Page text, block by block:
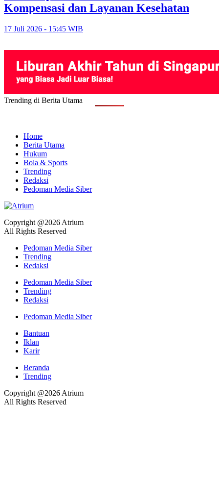
Kompensasi dan Layanan Kesehatan
17 Juli 2026 - 15:45 WIB
Trending di Berita Utama
Home
Berita Utama
Hukum
Bola & Sports
Trending
Redaksi
Pedoman Media Siber
Copyright @2026 Atrium
All Rights Reserved
Pedoman Media Siber
Trending
Redaksi
Pedoman Media Siber
Trending
Redaksi
Pedoman Media Siber
Bantuan
Iklan
Karir
Beranda
Trending
Copyright @2026 Atrium
All Rights Reserved